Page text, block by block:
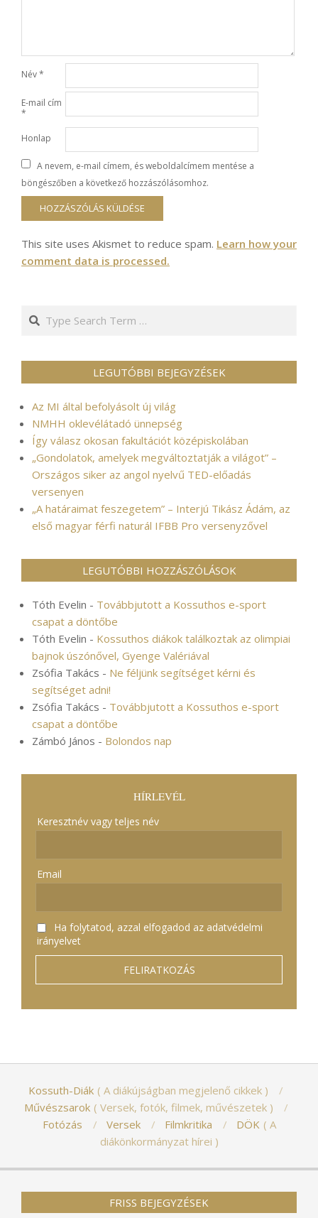
Név*
E-mail cím
*
Honlap
A nevem, e-mail címem, és weboldalcímem mentése a
böngészőben a következő hozzászólásomhoz.
This site uses Akismet to reduce spam. Learn how your
comment data is processed.
Search
LEGUTÓBBI BEJEGYZÉSEK
Az MI által befolyásolt új világ
NMHH oklevélátadó ünnepség
Így válasz okosan fakultációt középiskolában
„Gondolatok, amelyek megváltoztatják a világot” –
Országos siker az angol nyelvű TED-előadás
versenyen
„A határaimat feszegetem” – Interjú Tikász Ádám, az
első magyar férfi naturál IFBB Pro versenyzővel
LEGUTÓBBI HOZZÁSZÓLÁSOK
Tóth Evelin - Továbbjutott a Kossuthos e-sport
csapat a döntőbe
Tóth Evelin - Kossuthos diákok találkoztak az olimpiai
bajnok úszónővel, Gyenge Valériával
Zsófia Takács - Ne féljünk segítséget kérni és
segítséget adni!
Zsófia Takács - Továbbjutott a Kossuthos e-sport
csapat a döntőbe
Zámbó János - Bolondos nap
HÍRLEVÉL
Keresztnév vagy teljes név
Email
Ha folytatod, azzal elfogadod az adatvédelmi
irányelvet
Kossuth-Diák
A diákújságban megjelenő cikkek
Művészsarok
Versek, fotók, filmek, művészetek
Fotózás
Versek Filmkritika DÖK
A
diákönkormányzat hírei
FRISS BEJEGYZÉSEK